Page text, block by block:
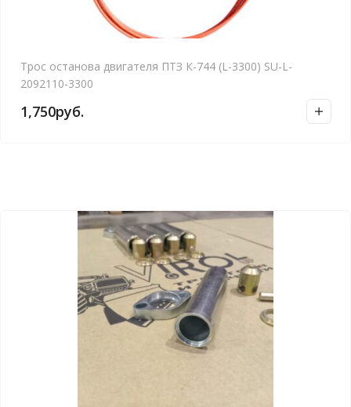
Трос останова двигателя ПТЗ К-744 (L-3300) SU-L-
2092110-3300
1,750руб.